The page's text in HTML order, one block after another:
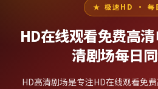
极速HD · 每
HD在线观看免费高
清剧场每日
HD高清剧场是专注HD在线观看免